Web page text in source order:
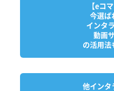
【eコ
今選ば
インタ
動画
の活用法
他インタ